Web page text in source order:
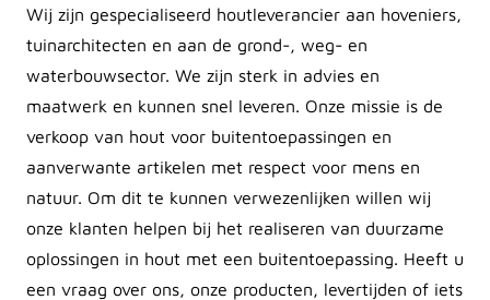
Wij zijn gespecialiseerd houtleverancier aan hoveniers,
tuinarchitecten en aan de grond-, weg- en
waterbouwsector. We zijn sterk in advies en
maatwerk en kunnen snel leveren. Onze missie is de
verkoop van hout voor buitentoepassingen en
aanverwante artikelen met respect voor mens en
natuur. Om dit te kunnen verwezenlijken willen wij
onze klanten helpen bij het realiseren van duurzame
oplossingen in hout met een buitentoepassing. Heeft u
een vraag over ons, onze producten, levertijden of iets